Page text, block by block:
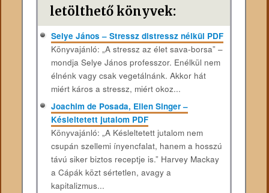
letölthető könyvek:
Selye János – Stressz distressz nélkül PDF
Könyvajánló: „A stressz az élet sava-borsa” –
mondja Selye János professzor. Enélkül nem
élnénk vagy csak vegetálnánk. Akkor hát
miért káros a stressz, miért okoz...
Joachim de Posada, Ellen Singer –
Késleltetett jutalom PDF
Könyvajánló: „A Késleltetett jutalom nem
csupán szellemi ínyencfalat, hanem a hosszú
távú siker biztos receptje is.” Harvey Mackay
a Cápák közt sértetlen, avagy a
kapitalizmus...